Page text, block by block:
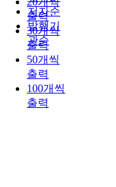
저자순
발행기
관순
출력
30개씩
출력
50개씩
출력
100개씩
출력